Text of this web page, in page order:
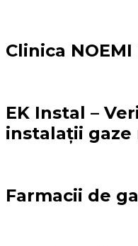
Clinica
EK Instal –
instalații gaze
Farmacii de